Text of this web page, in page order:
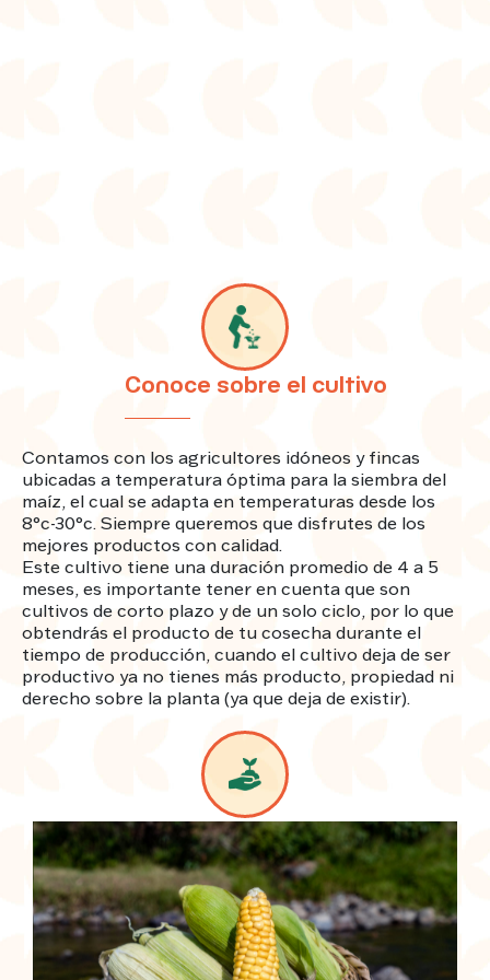
Image
Conoce sobre el cultivo
Contamos con los agricultores idóneos y fincas
ubicadas a temperatura óptima para la siembra del
maíz, el cual se adapta en temperaturas desde los
8°c-30°c. Siempre queremos que disfrutes de los
mejores productos con calidad.
Este cultivo tiene una duración promedio de 4 a 5
meses, es importante tener en cuenta que son
cultivos de corto plazo y de un solo ciclo, por lo que
obtendrás el producto de tu cosecha durante el
tiempo de producción, cuando el cultivo deja de ser
productivo ya no tienes más producto, propiedad ni
derecho sobre la planta (ya que deja de existir).
Image
Dato nutricional
Cada unidad equivale a 10 Plantas de maíz, nuestros
agricultores las siembran y obtendrás el producto de
la cosecha.
El choclo es rico en minerales, vitaminas, proteínas,
Image